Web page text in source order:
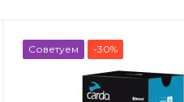
Советуем -30%